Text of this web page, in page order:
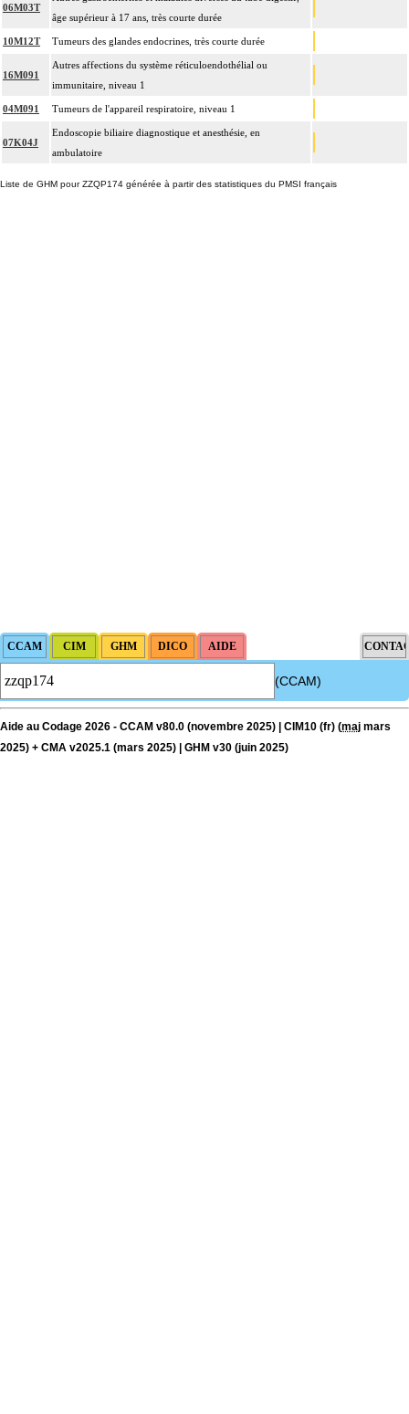
06M03T
âge supérieur à 17 ans, très courte durée
10M12T Tumeurs des glandes endocrines, très courte durée
16M091
Autres affections du système réticuloendothélial ou
immunitaire, niveau 1
04M091 Tumeurs de l'appareil respiratoire, niveau 1
07K04J
Endoscopie biliaire diagnostique et anesthésie, en
ambulatoire
Liste de GHM pour ZZQP174 générée à partir des statistiques du PMSI français
(CCAM)
Aide au Codage 2026 - CCAM v80.0 (novembre 2025) | CIM10 (fr) (maj mars
2025) + CMA v2025.1 (mars 2025) | GHM v30 (juin 2025)